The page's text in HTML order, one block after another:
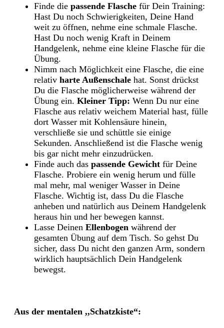
Finde die passende Flasche für Dein Training:
Hast Du noch Schwierigkeiten, Deine Hand
weit zu öffnen, nehme eine schmale Flasche.
Hast Du noch wenig Kraft in Deinem
Handgelenk, nehme eine kleine Flasche für die
Übung.
Nimm nach Möglichkeit eine Flasche, die eine
relativ harte Außenschale hat. Sonst drückst
Du die Flasche möglicherweise während der
Übung ein. Kleiner Tipp: Wenn Du nur eine
Flasche aus relativ weichem Material hast, fülle
dort Wasser mit Kohlensäure hinein,
verschließe sie und schüttle sie einige
Sekunden. Anschließend ist die Flasche wenig
bis gar nicht mehr einzudrücken.
Finde auch das passende Gewicht für Deine
Flasche. Probiere ein wenig herum und fülle
mal mehr, mal weniger Wasser in Deine
Flasche. Wichtig ist, dass Du die Flasche
anheben und natürlich aus Deinem Handgelenk
heraus hin und her bewegen kannst.
Lasse Deinen Ellenbogen während der
gesamten Übung auf dem Tisch. So gehst Du
sicher, dass Du nicht den ganzen Arm, sondern
wirklich hauptsächlich Dein Handgelenk
bewegst.
Aus der mentalen ,,Schatzkiste“: